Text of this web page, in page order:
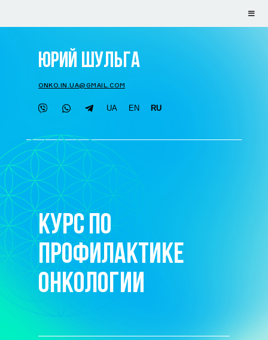
ЮРИЙ ШУЛЬГА
ONKO.IN.UA@GMAIL.COM
UA EN RU
КУРС ПО
ПРОФИЛАКТИКЕ
ОНКОЛОГИИ